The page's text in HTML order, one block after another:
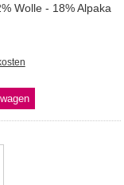
Wolle - 18% Alpaka